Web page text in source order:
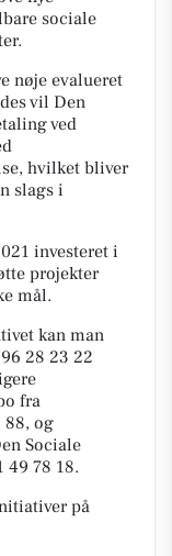
sociale
nøje evalueret
vil Den
ved
hvilket bliver
slags i
investeret i
projekter
mål.
kan man
28 23 22
fra
88, og
Sociale
49 78 18.
på